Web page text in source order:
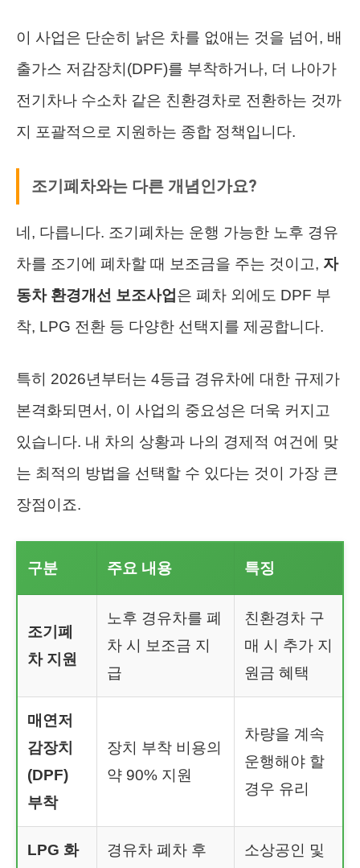
이 사업은 단순히 낡은 차를 없애는 것을 넘어, 배
출가스 저감장치(DPF)를 부착하거나, 더 나아가
전기차나 수소차 같은 친환경차로 전환하는 것까
지 포괄적으로 지원하는 종합 정책입니다.
조기폐차와는 다른 개념인가요?
네, 다릅니다. 조기폐차는 운행 가능한 노후 경유
차를 조기에 폐차할 때 보조금을 주는 것이고, 자
동차 환경개선 보조사업 은 폐차 외에도 DPF 부
착, LPG 전환 등 다양한 선택지를 제공합니다.
특히 2026년부터는 4등급 경유차에 대한 규제가
본격화되면서, 이 사업의 중요성은 더욱 커지고
있습니다. 내 차의 상황과 나의 경제적 여건에 맞
는 최적의 방법을 선택할 수 있다는 것이 가장 큰
장점이죠.
구분 주요 내용 특징
조기폐
차 지원
노후 경유차를 폐
차 시 보조금 지
급
친환경차 구
매 시 추가 지
원금 혜택
매연저
감장치
(DPF)
부착
장치 부착 비용의
약 90% 지원
차량을 계속
운행해야 할
경우 유리
LPG 화
경유차 폐차 후
소상공인 및